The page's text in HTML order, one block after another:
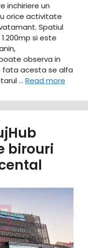
inchiriere un
orice activitate
Spatiul
si este
observa in
fata acesta se alfa
… Read more
birouri